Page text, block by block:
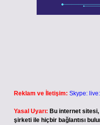
Reklam ve İletişim: Skype:
Yasal Uyarı: Bu internet
şirketi ile hiçbir bağlantısı